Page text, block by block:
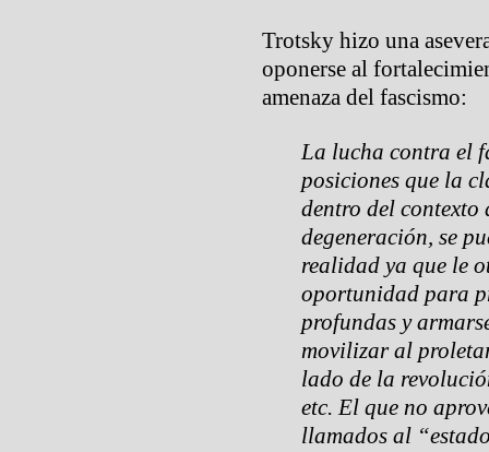
Trotsky hizo una
oponerse al
amenaza del fascismo:
La lucha contra el
posiciones que la
dentro del contexto
degeneración, se
realidad ya que le
oportunidad para
profundas y
movilizar al
lado de la
etc. El que no
llamados al